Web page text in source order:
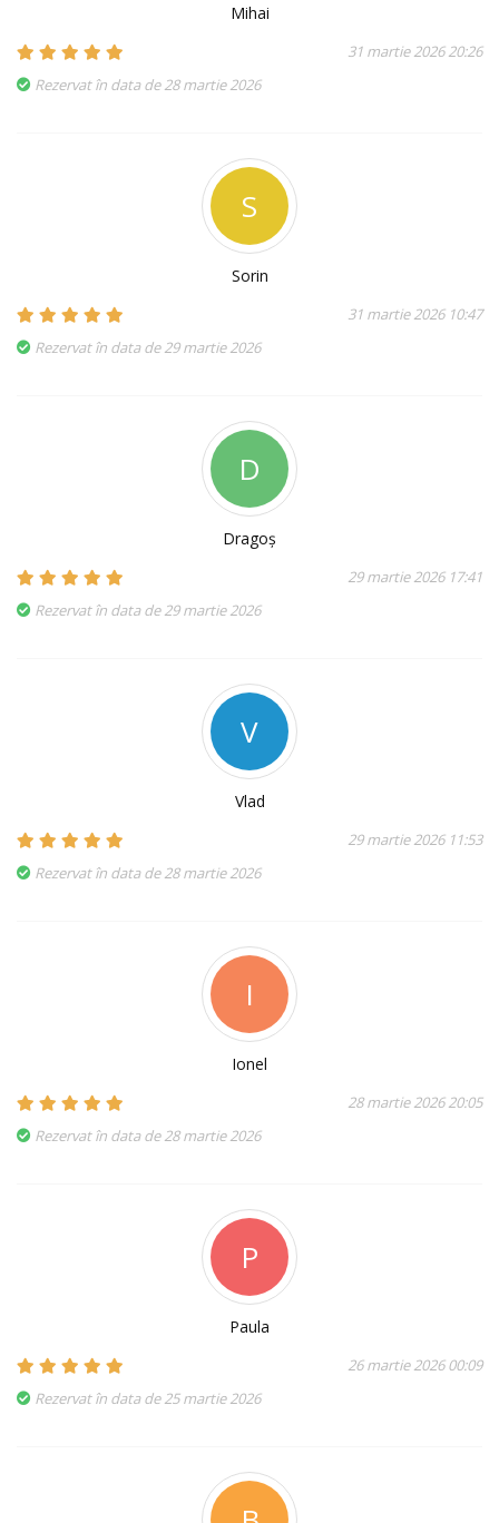
Mihai
31 martie 2026 20:26
Rezervat în data de 28 martie 2026
S
Sorin
31 martie 2026 10:47
Rezervat în data de 29 martie 2026
D
Dragoș
29 martie 2026 17:41
Rezervat în data de 29 martie 2026
V
Vlad
29 martie 2026 11:53
Rezervat în data de 28 martie 2026
I
Ionel
28 martie 2026 20:05
Rezervat în data de 28 martie 2026
P
Paula
26 martie 2026 00:09
Rezervat în data de 25 martie 2026